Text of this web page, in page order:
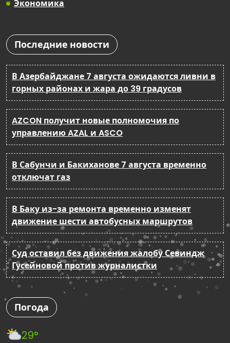
Экономика
Последние новости
В Азербайджане 7 августа ожидаются ливни в
горных районах и жара до 39 градусов
AZCON получит новые полномочия по
управлению AZAL и ASCO
В Сабунчи и Бакиханове 7 августа временно
отключат газ
В Баку из-за ремонта временно изменят
движение шести автобусных маршрутов
Суд оставил без движения жалобу Севиндж
Гусейновой против журналистки
Погода
29°